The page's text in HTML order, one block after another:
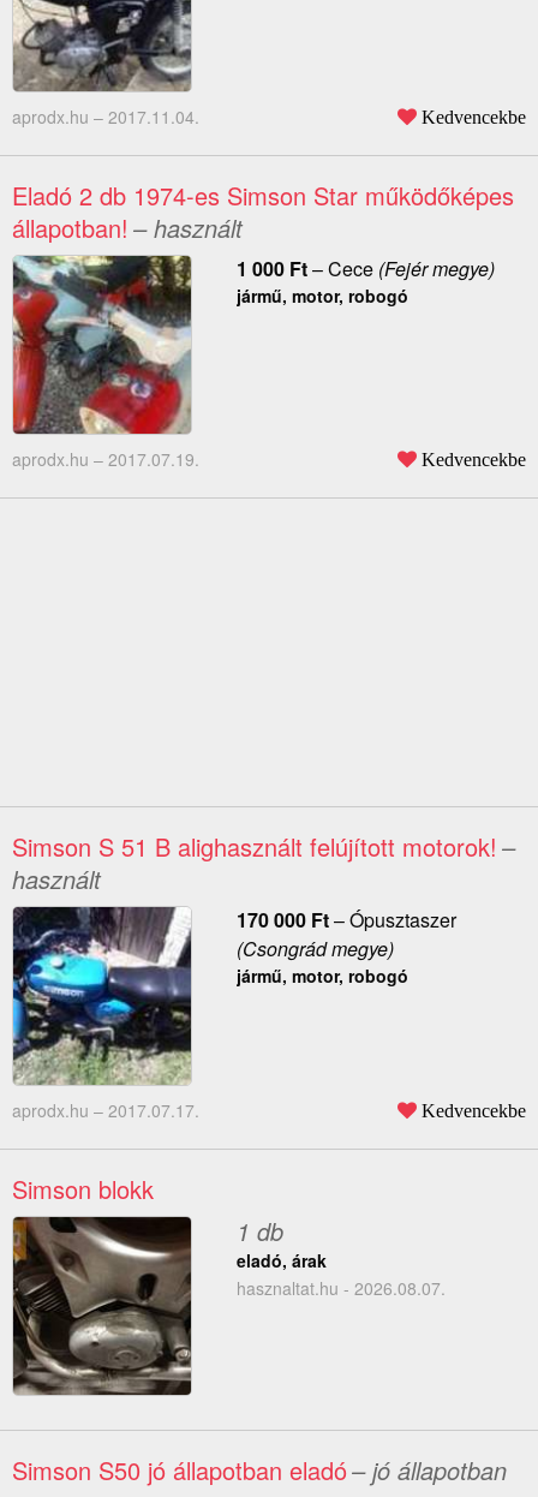
aprodx.hu – 2017.11.04. Kedvencekbe
Eladó 2 db 1974-es Simson Star működőképes
állapotban! – használt
1 000 Ft–Cece(Fejér megye)
jármű, motor, robogó
aprodx.hu – 2017.07.19. Kedvencekbe
Simson S 51 B alighasznált felújított motorok! –
használt
170 000 Ft–Ópusztaszer
(Csongrád megye)
jármű, motor, robogó
aprodx.hu – 2017.07.17. Kedvencekbe
Simson blokk
1 db
eladó, árak
hasznaltat.hu - 2026.08.07.
Simson S50 jó állapotban eladó– jó állapotban